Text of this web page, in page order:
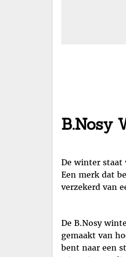
B.Nosy
De winter staat
Een merk dat
verzekerd van
De B.Nosy
gemaakt van
bent naar een